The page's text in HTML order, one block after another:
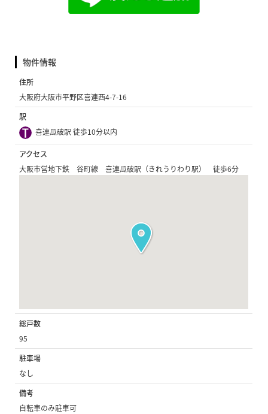
物件情報
住所
大阪府大阪市平野区喜連西4-7-16
駅
喜連瓜破駅 徒歩10分以内
アクセス
大阪市営地下鉄 谷町線 喜連瓜破駅（きれうりわり駅） 徒歩6分
総戸数
95
駐車場
なし
備考
自転車のみ駐車可